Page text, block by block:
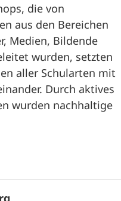
die von
aus den Bereichen
Medien, Bildende
wurden, setzten
aller Schularten mit
Durch aktives
wurden nachhaltige